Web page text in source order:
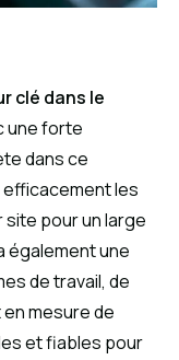
clé dans le
une forte
dans ce
efficacement les
site pour un large
également une
de travail, de
mesure de
et fiables pour